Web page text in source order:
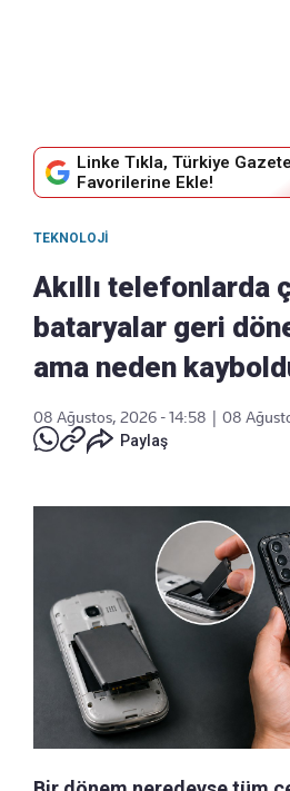
Linke Tıkla, Türkiye
Favorilerine Ekle!
TEKNOLOJI
Akıllı telefonlarda
bataryalar geri
ama neden
08 Ağustos, 2026 - 14:58
08
Paylaş